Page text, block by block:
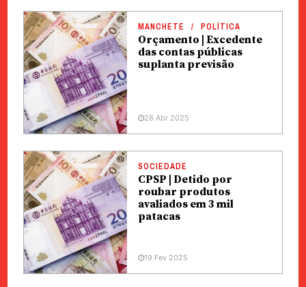
MANCHETE POLÍTICA
Orçamento | Excedente
das contas públicas
suplanta previsão
28 Abr 2025
SOCIEDADE
CPSP | Detido por
roubar produtos
avaliados em 3 mil
patacas
19 Fev 2025